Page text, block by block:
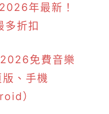
年最新！
多折扣
免費音樂
、手機
）